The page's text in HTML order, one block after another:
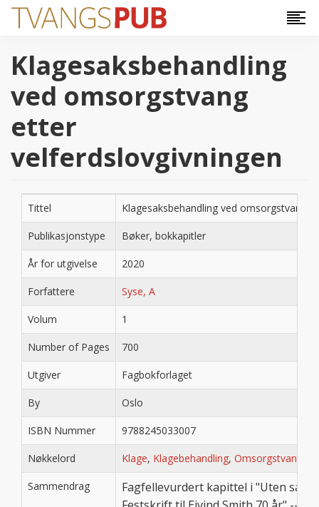
Hopp til hovedinnhold
Klagesaksbehandling
ved omsorgstvang
etter
velferdslovgivningen
Tittel Klagesaksbehandling ved omsorgstvang
Publikasjonstype Bøker, bokkapitler
År for utgivelse 2020
Forfattere Syse, A
Volum 1
Number of Pages 700
Utgiver Fagbokforlaget
By Oslo
ISBN Nummer 9788245033007
Nøkkelord Klage, Klagebehandling, Omsorgstvang
Sammendrag
Fagfellevurdert kapittel i "Uten